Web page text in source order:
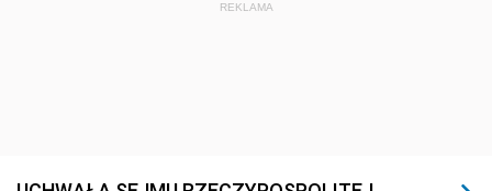
REKLAMA